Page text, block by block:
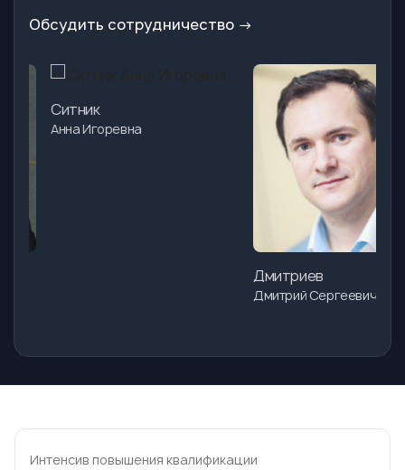
Обсудить сотрудничество →
Ситник
Анна Игоревна
Дмитриев
Дмитрий Сергеевич
Интенсив повышения квалификации